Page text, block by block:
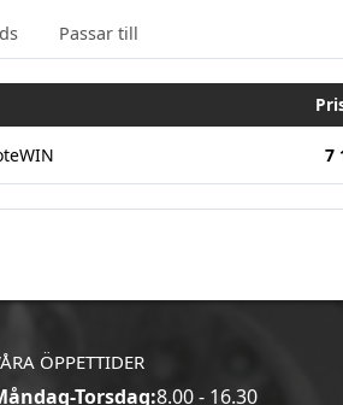
Passar till
7
ÖPPETTIDER
Torsdag:8.00 - 16.30